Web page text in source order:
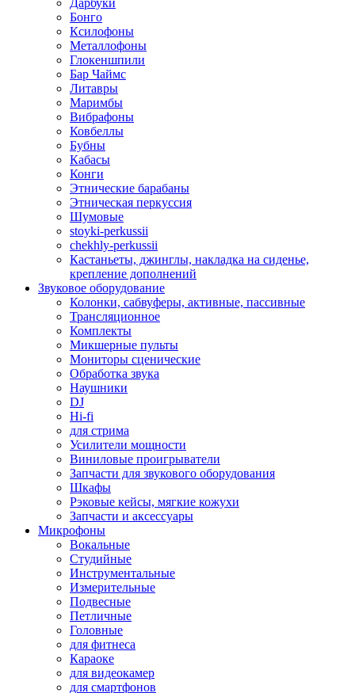
Дарбуки
Бонго
Ксилофоны
Металлофоны
Глокеншпили
Бар Чаймс
Литавры
Маримбы
Вибрафоны
Ковбеллы
Бубны
Кабасы
Конги
Этнические барабаны
Этническая перкуссия
Шумовые
stoyki-perkussii
chekhly-perkussii
Кастаньеты, джинглы, накладка на сиденье,
крепление дополнений
Звуковое оборудование
Колонки, сабвуферы, активные, пассивные
Трансляционное
Комплекты
Микшерные пульты
Мониторы сценические
Обработка звука
Наушники
DJ
Hi-fi
для стрима
Усилители мощности
Виниловые проигрыватели
Запчасти для звукового оборудования
Шкафы
Рэковые кейсы, мягкие кожухи
Запчасти и аксессуары
Микрофоны
Вокальные
Студийные
Инструментальные
Измерительные
Подвесные
Петличные
Головные
для фитнеса
Караоке
для видеокамер
для смартфонов